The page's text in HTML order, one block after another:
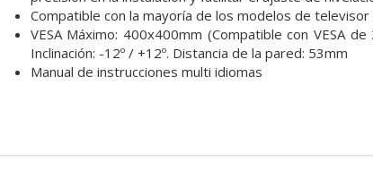
Compatible con la mayoría de los modelos de
VESA Máximo: 400x400mm (Compatible con VESA
Inclinación: -12º / +12º. Distancia de la pared: 53mm
Manual de instrucciones multi idiomas